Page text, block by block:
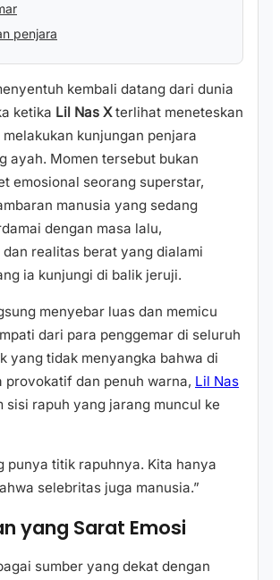
penjara
kembali datang dari dunia
ketika Lil Nas Xterlihat meneteskan
kunjungan penjara
ayah. Momen tersebut bukan
emosional seorang superstar,
manusia yang sedang
dengan masa lalu,
realitas berat yang dialami
ia kunjungi di balik jeruji.
menyebar luas dan memicu
dari para penggemar di seluruh
yang tidak menyangka bahwa di
provokatif dan penuh warna, Lil Nas
sisi rapuh yang jarang muncul ke
punya titik rapuhnya. Kita hanya
selebritas juga manusia.”
yang Sarat Emosi
sumber yang dekat dengan